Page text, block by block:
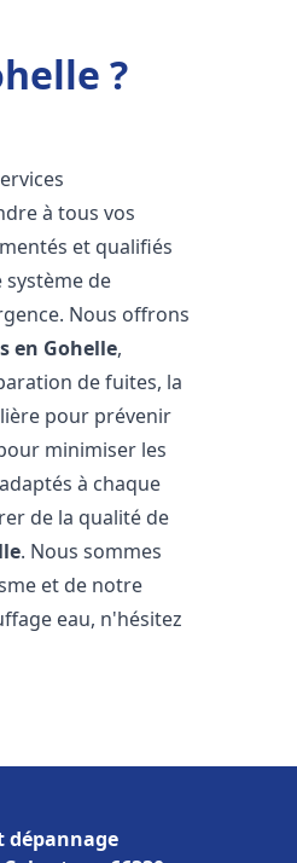
?
à tous vos
et qualifiés
de
Nous offrons
en Gohelle,
de fuites, la
pour prévenir
minimiser les
à chaque
de la qualité de
. Nous sommes
et de notre
eau, n'hésitez